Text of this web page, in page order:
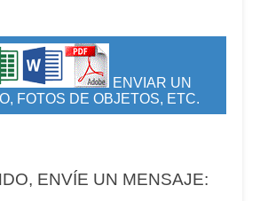
ENVIAR UN
FOTOS DE OBJETOS, ETC.
ENVÍE UN MENSAJE: